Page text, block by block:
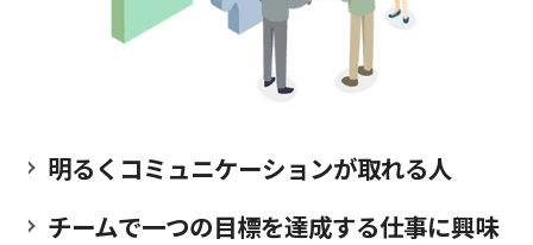
明るくコミュニケーションが取れる人
チームで一つの目標を達成する仕事に興味